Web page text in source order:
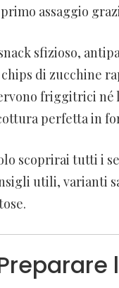
assaggio
sfizioso,
chips di zucchine
friggitrici né
perfetta in
scoprirai tutti i
utili, varianti